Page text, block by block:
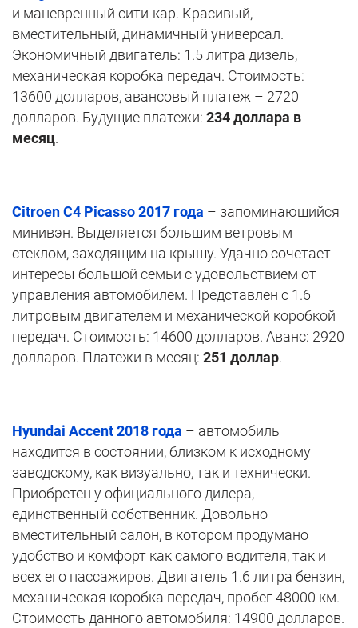
и маневренный сити-кар. Красивый,
вместительный, динамичный универсал.
Экономичный двигатель: 1.5 литра дизель,
механическая коробка передач. Стоимость:
13600 долларов, авансовый платеж – 2720
долларов. Будущие платежи: 234 доллара в
месяц.
Citroen C4 Picasso 2017 года – запоминающийся
минивэн. Выделяется большим ветровым
стеклом, заходящим на крышу. Удачно сочетает
интересы большой семьи с удовольствием от
управления автомобилем. Представлен с 1.6
литровым двигателем и механической коробкой
передач. Стоимость: 14600 долларов. Аванс: 2920
долларов. Платежи в месяц: 251 доллар.
Hyundai Accent 2018 года – автомобиль
находится в состоянии, близком к исходному
заводскому, как визуально, так и технически.
Приобретен у официального дилера,
единственный собственник. Довольно
вместительный салон, в котором продумано
удобство и комфорт как самого водителя, так и
всех его пассажиров. Двигатель 1.6 литра бензин,
механическая коробка передач, пробег 48000 км.
Стоимость данного автомобиля: 14900 долларов.